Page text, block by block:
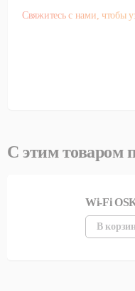
Свяжитесь с нами, чтобы
С этим товаром
Wi-Fi
В